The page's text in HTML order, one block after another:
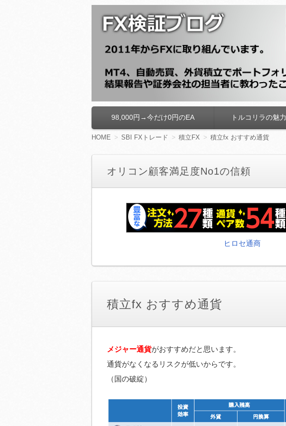
FX検証ブログ
ン
テ
移
98,000円→今だけ0円のEA トルコリラの魅力
HOME SBI FXトレード 積立FX 積立fx おすすめ通貨
オリコン顧客満足度No1の信頼
ヒロセ通商
積立fx おすすめ通貨
メジャー通貨がおすすめだと思います。
通貨がなくなるリスクが低いからです。
（国の破綻）